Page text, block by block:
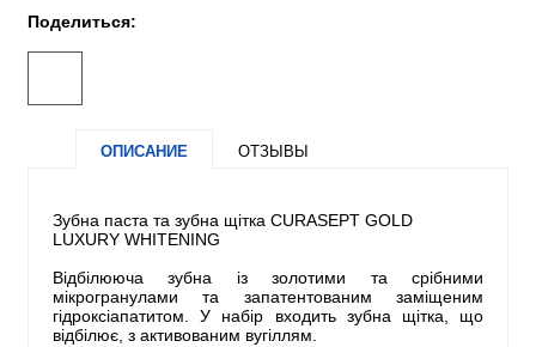
Поделиться:
ОПИСАНИЕ ОТЗЫВЫ
Зубна паста та зубна щітка CURASEPT GOLD
LUXURY WHITENING
Відбілююча зубна із золотими та срібними
мікрогранулами та запатентованим заміщеним
гідроксіапатитом. У набір входить зубна щітка, що
відбілює, з активованим вугіллям.